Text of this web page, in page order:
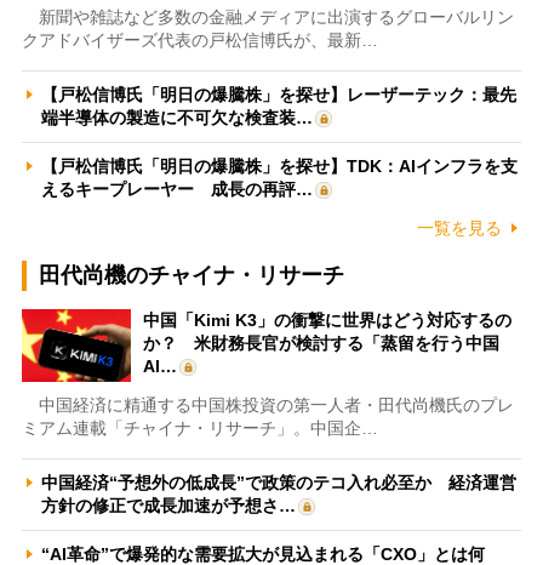
新聞や雑誌など多数の金融メディアに出演するグローバルリン
クアドバイザーズ代表の戸松信博氏が、最新…
【戸松信博氏「明日の爆騰株」を探せ】レーザーテック：最先
端半導体の製造に不可欠な検査装…
【戸松信博氏「明日の爆騰株」を探せ】TDK：AIインフラを支
えるキープレーヤー 成長の再評…
一覧を見る
田代尚機のチャイナ・リサーチ
中国「Kimi K3」の衝撃に世界はどう対応するの
か？ 米財務長官が検討する「蒸留を行う中国
AI…
中国経済に精通する中国株投資の第一人者・田代尚機氏のプレ
ミアム連載「チャイナ・リサーチ」。中国企…
中国経済“予想外の低成長”で政策のテコ入れ必至か 経済運営
方針の修正で成長加速が予想さ…
“AI革命”で爆発的な需要拡大が見込まれる「CXO」とは何